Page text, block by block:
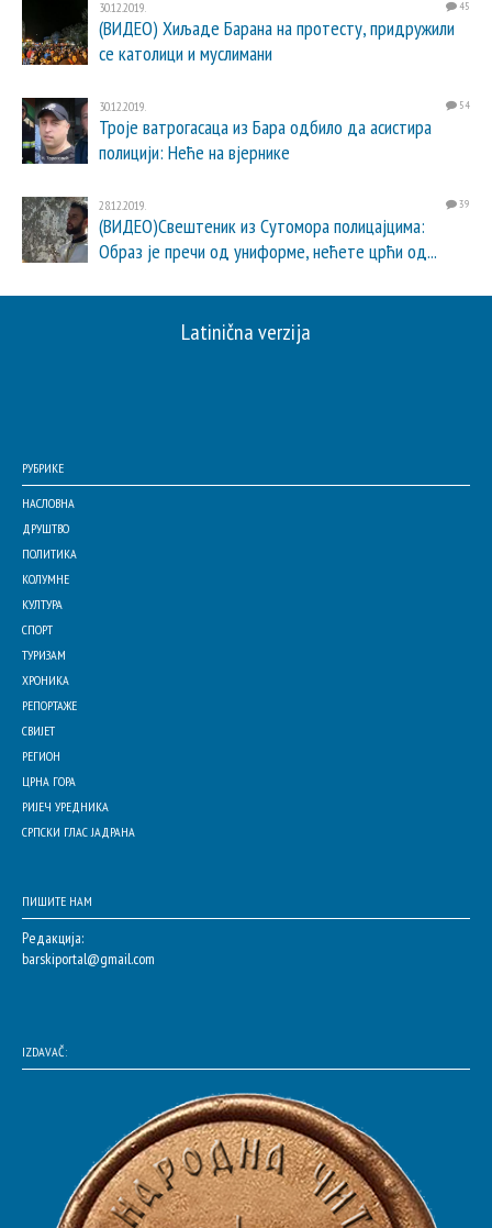
30.12.2019. 45
(ВИДЕО) Хиљаде Барана на протесту, придружили
се католици и муслимани
30.12.2019. 54
Троје ватрогасаца из Бара одбило да асистира
полицији: Неће на вјернике
28.12.2019. 39
(ВИДЕО)Свештеник из Сутомора полицајцима:
Образ је пречи од униформе, нећете црћи од...
Latinična verzija
РУБРИКЕ
НАСЛОВНА
ДРУШТВО
ПОЛИТИКА
КОЛУМНЕ
КУЛТУРА
СПОРТ
ТУРИЗАМ
ХРОНИКА
РЕПОРТАЖЕ
СВИЈЕТ
РЕГИОН
ЦРНА ГОРА
РИЈЕЧ УРЕДНИКА
СРПСКИ ГЛАС ЈАДРАНА
ПИШИТЕ НАМ
Редакција:
barskiportal@gmail.com
IZDAVAČ: